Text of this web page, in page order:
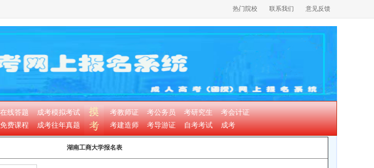
热门院校 联系我们 意见反馈
线答题
成考模拟考试
费课程
成考往年真题
考教师证 考公务员 考研究生
考会计证
考建造师
考导游证 自考考试 成考
湖南工商大学报名表